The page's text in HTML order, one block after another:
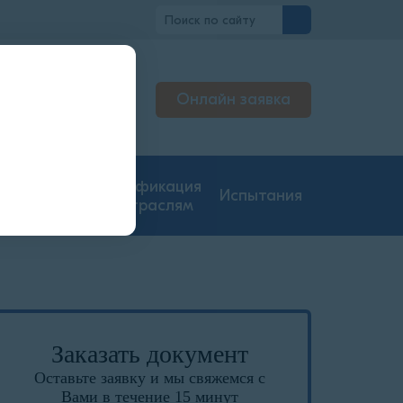
Онлайн заявка
Сертификация
по отраслям
Испытания
Заказать документ
Оставьте заявку и мы свяжемся с
Вами в течение 15 минут